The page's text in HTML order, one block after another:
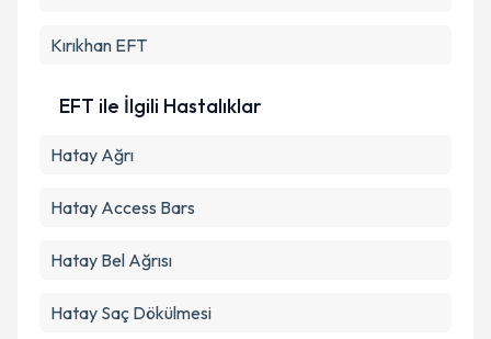
Kırıkhan EFT
EFT ile İlgili Hastalıklar
Hatay Ağrı
Hatay Access Bars
Hatay Bel Ağrısı
Hatay Saç Dökülmesi